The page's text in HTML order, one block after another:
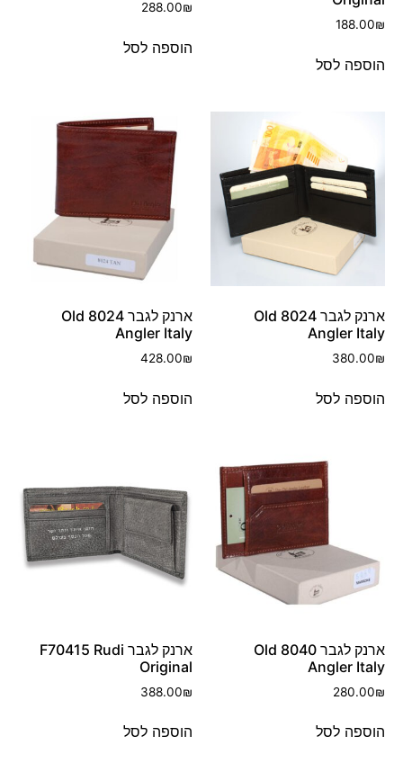
188.00₪
הוספה לסל
288.00₪
הוספה לסל
ארנק לגבר 8024 Old
Angler Italy
380.00₪
הוספה לסל
ארנק לגבר 8024 Old
Angler Italy
428.00₪
הוספה לסל
ארנק לגבר 8040 Old
Angler Italy
280.00₪
הוספה לסל
ארנק לגבר F70415 Rudi
Original
388.00₪
הוספה לסל